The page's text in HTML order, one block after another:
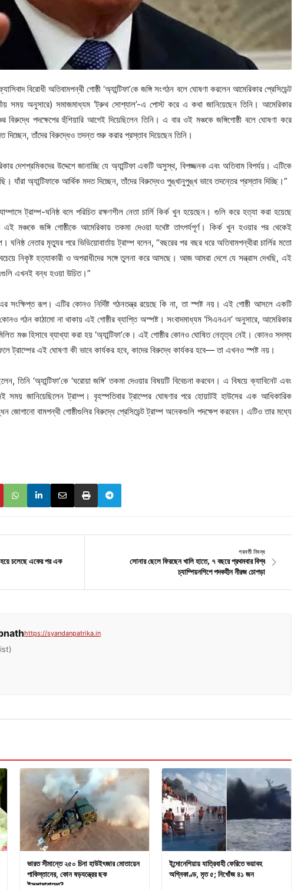
বিরোধী অতিবামপন্থী গোষ্ঠী ‘অ্যান্টিফা’কে জঙ্গি সংগঠন বলে ঘোষণা করলেন আমেরিকার প্রেসিডেন্ট
সময় অনুসারে) সমাজমাধ্যম ‘ট্রুথ সোশ্যাল’-এ পোস্ট করে এ কথা জানিয়েছেন তিনি। আমেরিকার
বিরুদ্ধে পদক্ষেপের হুঁশিয়ারি আগেই দিয়েছিলেন তিনি। এ বার ওই মঞ্চকে জঙ্গিগোষ্ঠী বলে ঘোষণা করে
দিচ্ছেন, তাঁদের বিরুদ্ধেও তদন্ত শুরু করার প্রস্তাব দিয়েছেন তিনি।
দেশপ্রমিকদের উদ্দেশে জানাচ্ছি যে অ্যান্টিফা একটি অসুস্থ, বিপজ্জনক এবং অতিবাম বিপর্যয়। এটিকে
যাঁরা অ্যান্টিফাকে আর্থিক মদত দিচ্ছেন, তাঁদের বিরুদ্ধেও পুঙ্খানুপুঙ্খ ভাবে তদন্তের প্রস্তাব দিচ্ছি।”
ট্রাম্প-ঘনিষ্ঠ বলে পরিচিত রক্ষণশীল নেতা চার্লি কির্ক খুন হয়েছেন। গুলি করে হত্যা করা হয়েছে
মঞ্চকে জঙ্গি গোষ্ঠীকে আমেরিকায় তকমা দেওয়া যথেষ্ট তাৎপর্যপূর্ণ। কির্ক খুন হওয়ার পর থেকেই
ঘনিষ্ঠ নেতার মৃত্যুর পরে ভিডিয়োবার্তায় ট্রাম্প বলেন, “বছরের পর বছর ধরে অতিবামপন্থীরা চার্লির মতো
নিকৃষ্ট হত্যাকারী ও অপরাধীদের সঙ্গে তুলনা করে আসছে। আজ আমরা দেশে যে সন্ত্রাস দেখছি, এই
এখনই বন্ধ হওয়া উচিত।”
এর সংক্ষিপ্ত রূপ। এটির কোনও নির্দিষ্ট গঠনতন্ত্র রয়েছে কি না, তা স্পষ্ট নয়। এই গোষ্ঠী আসলে একটি
কোনও গঠন কাঠামো না থাকায় এই গোষ্ঠীর ব্যাপ্তি অস্পষ্ট। সংবাদমাধ্যম ‘সিএনএন’ অনুসারে, আমেরিকার
মঞ্চ হিসাবে ব্যাখ্যা করা হয় ‘অ্যান্টিফা’কে। এই গোষ্ঠীর কোনও ঘোষিত নেতৃত্ব নেই। কোনও সদস্য
এই ঘোষণা কী ভাবে কার্যকর হবে, কাদের বিরুদ্ধে কার্যকর হবে— তা এখনও স্পষ্ট নয়।
তিনি ‘অ্যান্টিফা’কে ‘ঘরোয়া জঙ্গি’ তকমা দেওয়ার বিষয়টি বিবেচনা করবেন। এ বিষয়ে ক্যাবিনেট এবং
সময় জানিয়েছিলেন ট্রাম্প। বৃহস্পতিবার ট্রাম্পের ঘোষণার পরে হোয়াটই হাউসের এক আধিকারিক
জোগানো বামপন্থী গোষ্ঠীগুলির বিরুদ্ধে প্রেসিডেন্ট ট্রাম্প অনেকগুলি পদক্ষেপ করবেন। এটিও তার মধ্যে
হয়ে চলেছে একের পর এক
পরবর্তী নিবন্ধ
সোনার ছেলে ফিরছেন খালি হাতে, ৭ বছরে প্রথমবার বিশ্ব
চ্যাম্পিয়নশিপে পদকহীন নীরজ চোপড়া
https://syandanpatrika.in
ভারত সীমান্তে ২৫০ চিনা হাউইৎজার মোতায়েন
পাকিস্তানের, কোন ষড়যন্ত্রের ছক
ইসলামাবাদের?
ইন্দোনেশিয়ায় যাত্রিবাহী ফেরিতে ভয়াবহ
অগ্নিকাণ্ড, মৃত ৫; নিখোঁজ ৪১ জন